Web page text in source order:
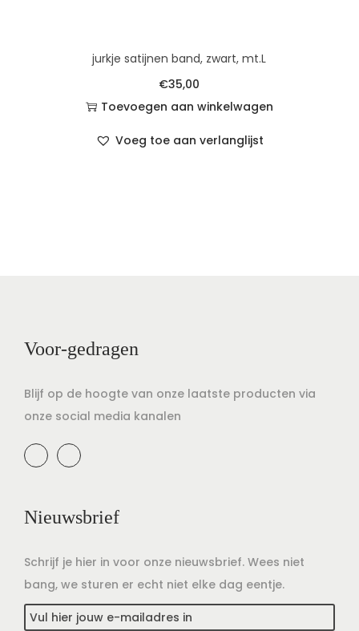
jurkje satijnen band, zwart, mt.L
€35,00
Toevoegen aan winkelwagen
Voeg toe aan verlanglijst
Voor-gedragen
Blijf op de hoogte van onze laatste producten via
onze social media kanalen
Nieuwsbrief
Schrijf je hier in voor onze nieuwsbrief. Wees niet
bang, we sturen er echt niet elke dag eentje.